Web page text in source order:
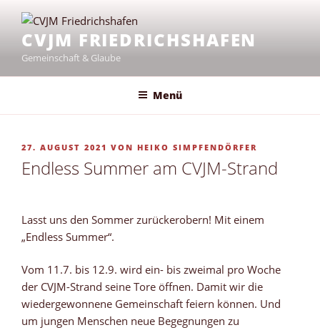
Inhalt
springenCVJM FRIEDRICHSHAFEN
Gemeinschaft & Glaube
Menü
VERÖFFENTLICHT
27. AUGUST 2021 VON HEIKO SIMPFENDÖRFER
Endless Summer am CVJM-Strand
Lasst uns den Sommer zurückerobern! Mit einem
„Endless Summer“.
Vom 11.7. bis 12.9. wird ein- bis zweimal pro Woche
der CVJM-Strand seine Tore öffnen. Damit wir die
wiedergewonnene Gemeinschaft feiern können. Und
um jungen Menschen neue Begegnungen zu